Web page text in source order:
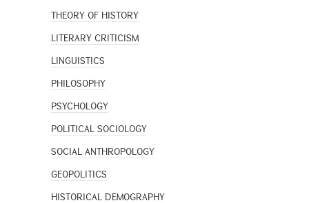
THEORY OF HISTORY
LITERARY CRITICISM
LINGUISTICS
PHILOSOPHY
PSYCHOLOGY
POLITICAL SOCIOLOGY
SOCIAL ANTHROPOLOGY
GEOPOLITICS
HISTORICAL DEMOGRAPHY